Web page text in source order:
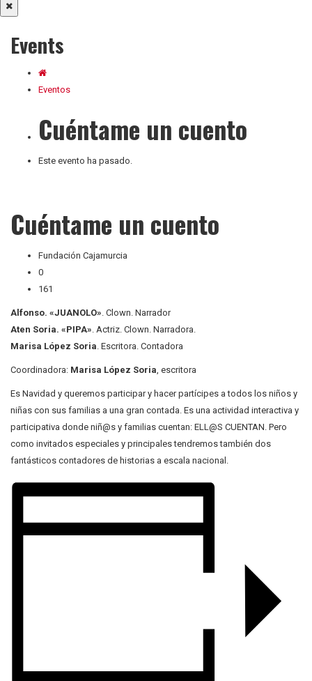
Events
Eventos
Cuéntame un cuento
Este evento ha pasado.
Cuéntame un cuento
Fundación Cajamurcia
0
161
Alfonso. «JUANOLO». Clown. Narrador
Aten Soria. «PIPA». Actriz. Clown. Narradora.
Marisa López Soria. Escritora. Contadora
Coordinadora: Marisa López Soria, escritora
Es Navidad y queremos participar y hacer partícipes a todos los niños y
niñas con sus familias a una gran contada. Es una actividad interactiva y
participativa donde niñ@s y familias cuentan: ELL@S CUENTAN. Pero
como invitados especiales y principales tendremos también dos
fantásticos contadores de historias a escala nacional.